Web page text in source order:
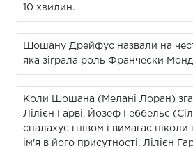
10 хвилин.
Шошану Дрейфус назвали на
яка зіграла роль Франчески
Коли Шошана (Мелані Лоран)
Лілієн Гарві, Йозеф Геббельс
спалахує гнівом і вимагає
ім'я в його присутності. Лілієн